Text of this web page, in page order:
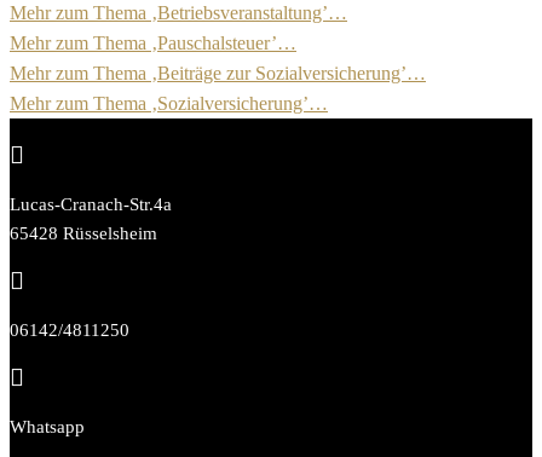
Mehr zum Thema ‚Betriebsveranstaltung’…
Mehr zum Thema ‚Pauschalsteuer’…
Mehr zum Thema ‚Beiträge zur Sozialversicherung’…
Mehr zum Thema ‚Sozialversicherung’…

Lucas-Cranach-Str.4a
65428 Rüsselsheim

06142/4811250

Whatsapp